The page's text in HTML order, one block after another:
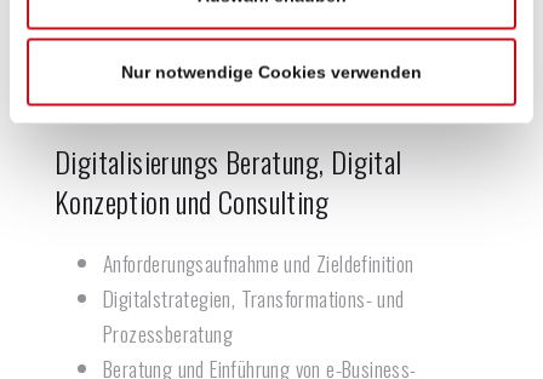
Nur notwendige Cookies verwenden
Page-Speed
Suchmaschinenoptimierung SEO, SEA und/oder
SEM
Digitalisierungs Beratung, Digital
Konzeption und Consulting
Anforderungsaufnahme und Zieldefinition
Digitalstrategien, Transformations- und
Prozessberatung
Beratung und Einführung von e-Business-